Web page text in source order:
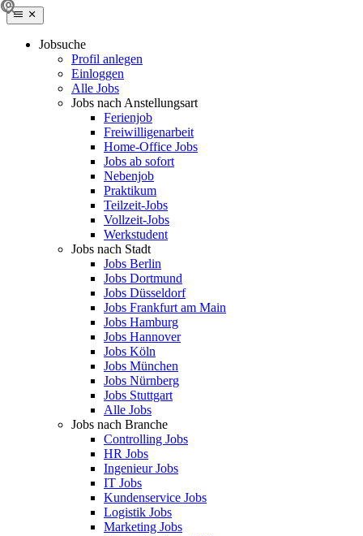
Jobsuche
Profil anlegen
Einloggen
Alle Jobs
Jobs nach Anstellungsart
Ferienjob
Freiwilligenarbeit
Home-Office Jobs
Jobs ab sofort
Nebenjob
Praktikum
Teilzeit-Jobs
Vollzeit-Jobs
Werkstudent
Jobs nach Stadt
Jobs Berlin
Jobs Dortmund
Jobs Düsseldorf
Jobs Frankfurt am Main
Jobs Hamburg
Jobs Hannover
Jobs Köln
Jobs München
Jobs Nürnberg
Jobs Stuttgart
Alle Jobs
Jobs nach Branche
Controlling Jobs
HR Jobs
Ingenieur Jobs
IT Jobs
Kundenservice Jobs
Logistik Jobs
Marketing Jobs